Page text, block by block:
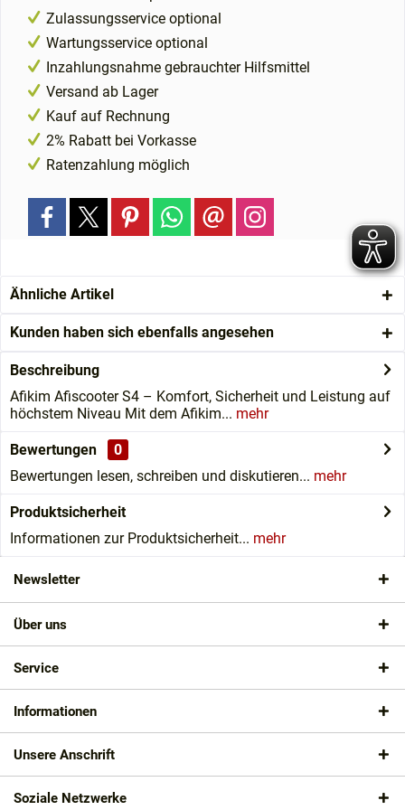
Zulassungsservice optional
Wartungsservice optional
Inzahlungsnahme gebrauchter Hilfsmittel
Versand ab Lager
Kauf auf Rechnung
2% Rabatt bei Vorkasse
Ratenzahlung möglich
Ähnliche Artikel
Kunden haben sich ebenfalls angesehen
Beschreibung
Afikim Afiscooter S4 – Komfort, Sicherheit und Leistung auf
höchstem Niveau Mit dem Afikim... mehr
Bewertungen
0
Bewertungen lesen, schreiben und diskutieren... mehr
Produktsicherheit
Informationen zur Produktsicherheit... mehr
Newsletter
Über uns
Service
Informationen
Unsere Anschrift
Soziale Netzwerke